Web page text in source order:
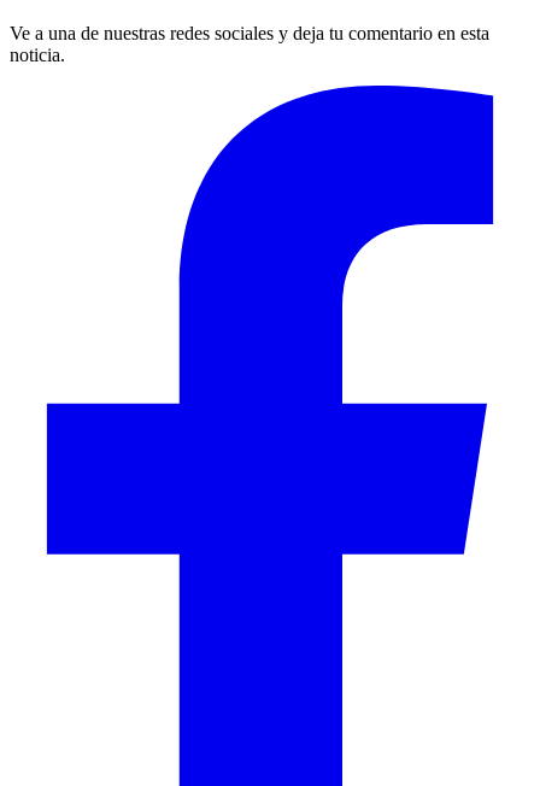
Ve a una de nuestras redes sociales y deja tu comentario en esta
noticia.